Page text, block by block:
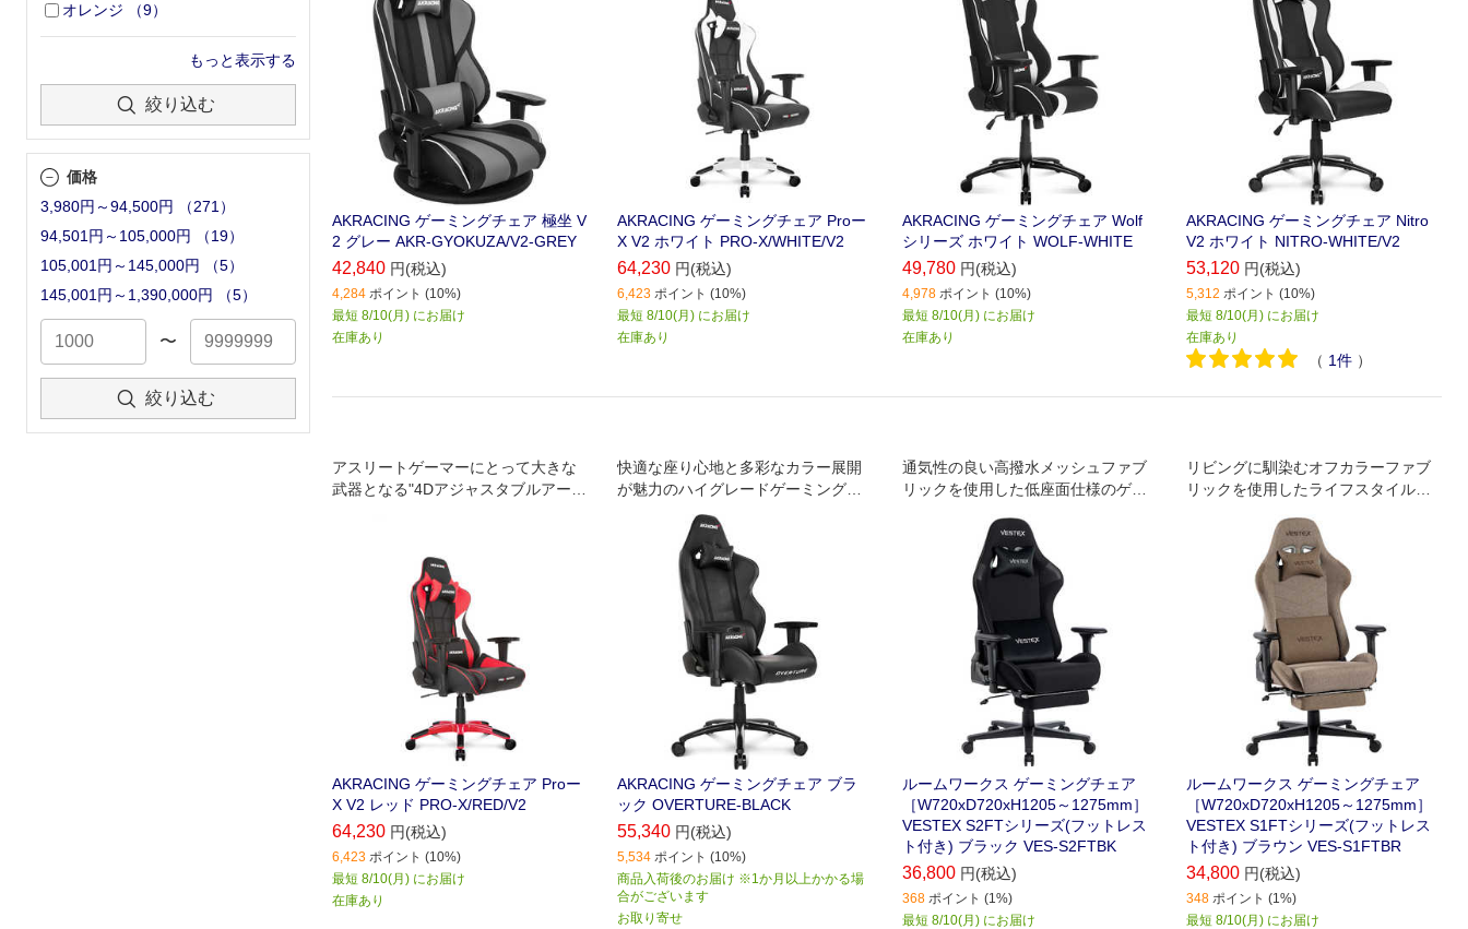
オレンジ
（9）
もっと表示する
絞り込む
価格
3,980円～94,500円
（271 ）
94,501円～105,000円
（19）
105,001円～145,000円
（5）
145,001円～1,390,000円
（5）
〜
絞り込む
AKRACING ゲーミングチェア 極坐 V
2 グレー AKR-GYOKUZA/V2-GREY
42,840 円(税込)
4,284 ポイント (10%)
最短 8/10(月) にお届け
在庫あり
AKRACING ゲーミングチェア Proー
X V2 ホワイト PRO-X/WHITE/V2
64,230 円(税込)
6,423 ポイント (10%)
最短 8/10(月) にお届け
在庫あり
AKRACING ゲーミングチェア Wolf
シリーズ ホワイト WOLF-WHITE
49,780 円(税込)
4,978 ポイント (10%)
最短 8/10(月) にお届け
在庫あり
AKRACING ゲーミングチェア Nitro
V2 ホワイト NITRO-WHITE/V2
53,120 円(税込)
5,312 ポイント (10%)
最短 8/10(月) にお届け
在庫あり
（ 1件 ）
アスリートゲーマーにとって大きな
武器となる"4Dアジャスタブルアーム
AKRACING ゲーミングチェア Proー
X V2 レッド PRO-X/RED/V2
64,230 円(税込)
6,423 ポイント (10%)
最短 8/10(月) にお届け
在庫あり
快適な座り心地と多彩なカラー展開
が魅力のハイグレードゲーミングチ
ェアAKRacingゲーミングチェアの基
本機能を搭載し､張地には耐久性･質
感に優れるPUレザーを採用していま
AKRACING ゲーミングチェア ブラ
ック OVERTURE-BLACK
55,340 円(税込)
5,534 ポイント (10%)
商品入荷後のお届け ※1か月以上かかる場
合がございます
お取り寄せ
通気性の良い高撥水メッシュファブ
リックを使用した低座面仕様のゲー
ルームワークス ゲーミングチェア
［W720xD720xH1205～1275mm］
VESTEX S2FTシリーズ(フットレス
ト付き) ブラック VES-S2FTBK
36,800 円(税込)
368 ポイント (1%)
最短 8/10(月) にお届け
リビングに馴染むオフカラーファブ
リックを使用したライフスタイルゲ
ルームワークス ゲーミングチェア
［W720xD720xH1205～1275mm］
VESTEX S1FTシリーズ(フットレス
ト付き) ブラウン VES-S1FTBR
34,800 円(税込)
348 ポイント (1%)
最短 8/10(月) にお届け